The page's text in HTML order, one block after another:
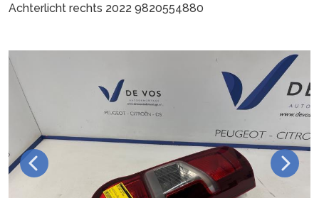
Achterlicht rechts 2022 9820554880